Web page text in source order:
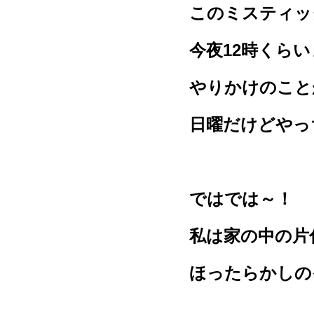
このミスティ
今夜12時くら
やりかけのこ
日曜だけどや
ではでは～！
私は家の中の片
ほったらかし